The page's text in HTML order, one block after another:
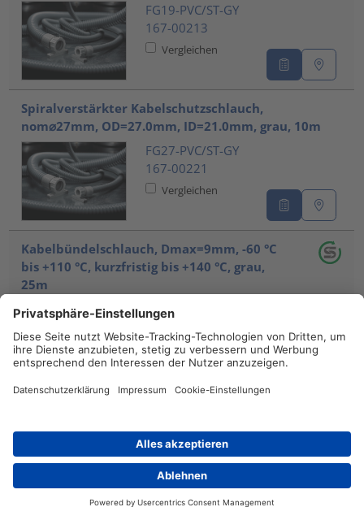
FG19-PVC/ST-GY
167-00213
Vergleichen
Spiralverstärkter Kabelschutzschlauch,
nom⌀27mm, OD=27.0mm, ID=21.0mm, grau, 10m
FG27-PVC/ST-GY
167-00221
Vergleichen
Kabelbündelschlauch, Dmax=9mm, -60 °C
bis +110 °C, kurzfristig bis +140 °C, grau,
25m
HWPP8-PP-
GY
161-64102
Vergleichen
HWPP16-
PP-SR
161-64203
Händlersuche Kontakt